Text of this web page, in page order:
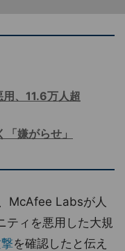
、11.6万人超
嫌がらせ」
McAfee Labsが人
ティを悪用した大規
を確認したと伝え